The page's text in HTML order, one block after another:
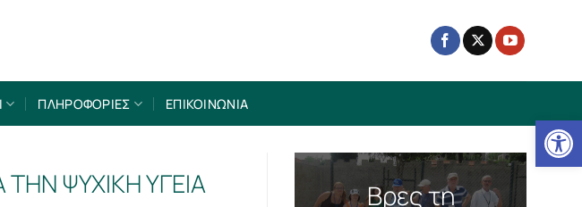
ΠΛΗΡΟΦΟΡΙΕΣ ΕΠΙΚΟΙΝΩΝΙΑ
ΨΥΧΙΚΗ ΥΓΕΙΑ
Βρες τη